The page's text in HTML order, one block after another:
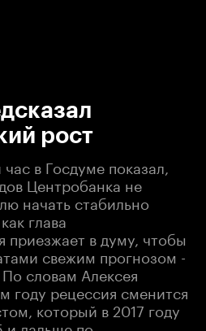
рост
в Госдуме показал,
Центробанка не
начать стабильно
глава
приезжает в думу, чтобы
свежим прогнозом -
словам Алексея
году рецессия сменится
который в 2017 году